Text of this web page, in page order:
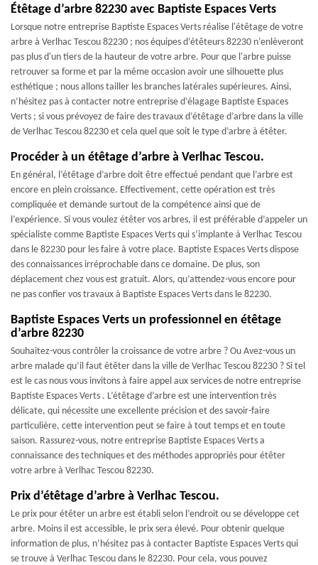
Étêtage d’arbre 82230 avec Baptiste Espaces Verts
Lorsque notre entreprise Baptiste Espaces Verts réalise l'étêtage de votre
arbre à Verlhac Tescou 82230 ; nos équipes d’étêteurs 82230 n’enlèveront
pas plus d'un tiers de la hauteur de votre arbre. Pour que l'arbre puisse
retrouver sa forme et par la même occasion avoir une silhouette plus
esthétique ; nous allons tailler les branches latérales supérieures. Ainsi,
n’hésitez pas à contacter notre entreprise d’élagage Baptiste Espaces
Verts ; si vous prévoyez de faire des travaux d’étêtage d’arbre dans la ville
de Verlhac Tescou 82230 et cela quel que soit le type d’arbre à étêter.
Procéder à un étêtage d’arbre à Verlhac Tescou.
En général, l’étêtage d’arbre doit être effectué pendant que l’arbre est
encore en plein croissance. Effectivement, cette opération est très
compliquée et demande surtout de la compétence ainsi que de
l’expérience. Si vous voulez étêter vos arbres, il est préférable d’appeler un
spécialiste comme Baptiste Espaces Verts qui s’implante à Verlhac Tescou
dans le 82230 pour les faire à votre place. Baptiste Espaces Verts dispose
des connaissances irréprochable dans ce domaine. De plus, son
déplacement chez vous est gratuit. Alors, qu’attendez-vous encore pour
ne pas confier vos travaux à Baptiste Espaces Verts dans le 82230.
Baptiste Espaces Verts un professionnel en étêtage
d’arbre 82230
Souhaitez-vous contrôler la croissance de votre arbre ? Ou Avez-vous un
arbre malade qu’il faut étêter dans la ville de Verlhac Tescou 82230 ? Si tel
est le cas nous vous invitons à faire appel aux services de notre entreprise
Baptiste Espaces Verts . L’étêtage d’arbre est une intervention très
délicate, qui nécessite une excellente précision et des savoir-faire
particulière, cette intervention peut se faire à tout temps et en toute
saison. Rassurez-vous, notre entreprise Baptiste Espaces Verts a
connaissance des techniques et des méthodes appropriés pour étêter
votre arbre à Verlhac Tescou 82230.
Prix d’étêtage d’arbre à Verlhac Tescou.
Le prix pour étêter un arbre est établi selon l’endroit ou se développe cet
arbre. Moins il est accessible, le prix sera élevé. Pour obtenir quelque
information de plus, n’hésitez pas à contacter Baptiste Espaces Verts qui
se trouve à Verlhac Tescou dans le 82230. Pour cela, vous pouvez